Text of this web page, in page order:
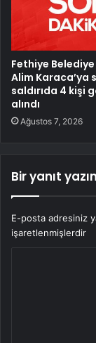
Fethiye Belediye
Alim Karaca’ya
saldırıda 4 kişi
alındı
Ağustos 7, 2026
Bir yanıt yazın
E-posta adresiniz
işaretlenmişlerdir